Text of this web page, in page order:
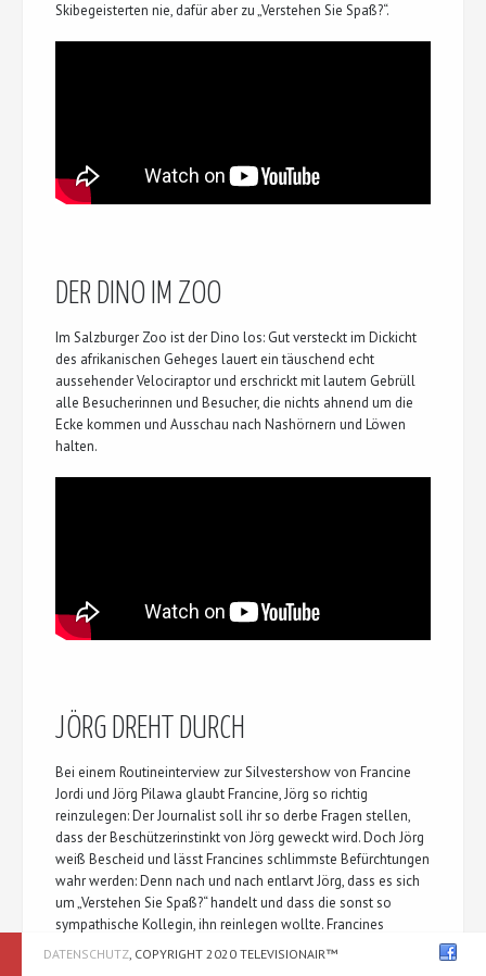
Skibegeisterten nie, dafür aber zu „Verstehen Sie Spaß?“.
DER DINO IM ZOO
Im Salzburger Zoo ist der Dino los: Gut versteckt im Dickicht
des afrikanischen Geheges lauert ein täuschend echt
aussehender Velociraptor und erschrickt mit lautem Gebrüll
alle Besucherinnen und Besucher, die nichts ahnend um die
Ecke kommen und Ausschau nach Nashörnern und Löwen
halten.
JÖRG DREHT DURCH
Bei einem Routineinterview zur Silvestershow von Francine
Jordi und Jörg Pilawa glaubt Francine, Jörg so richtig
reinzulegen: Der Journalist soll ihr so derbe Fragen stellen,
dass der Beschützerinstinkt von Jörg geweckt wird. Doch Jörg
weiß Bescheid und lässt Francines schlimmste Befürchtungen
wahr werden: Denn nach und nach entlarvt Jörg, dass es sich
um „Verstehen Sie Spaß?“ handelt und dass die sonst so
sympathische Kollegin, ihn reinlegen wollte. Francines
Karriere als Lockvogel ist kurz und Jörg zieht alle Register.
DATENSCHUTZ, COPYRIGHT 2020 TELEVISIONAIR™